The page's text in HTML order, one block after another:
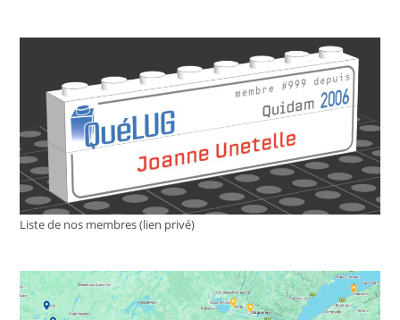
Liste de nos membres (lien privé)